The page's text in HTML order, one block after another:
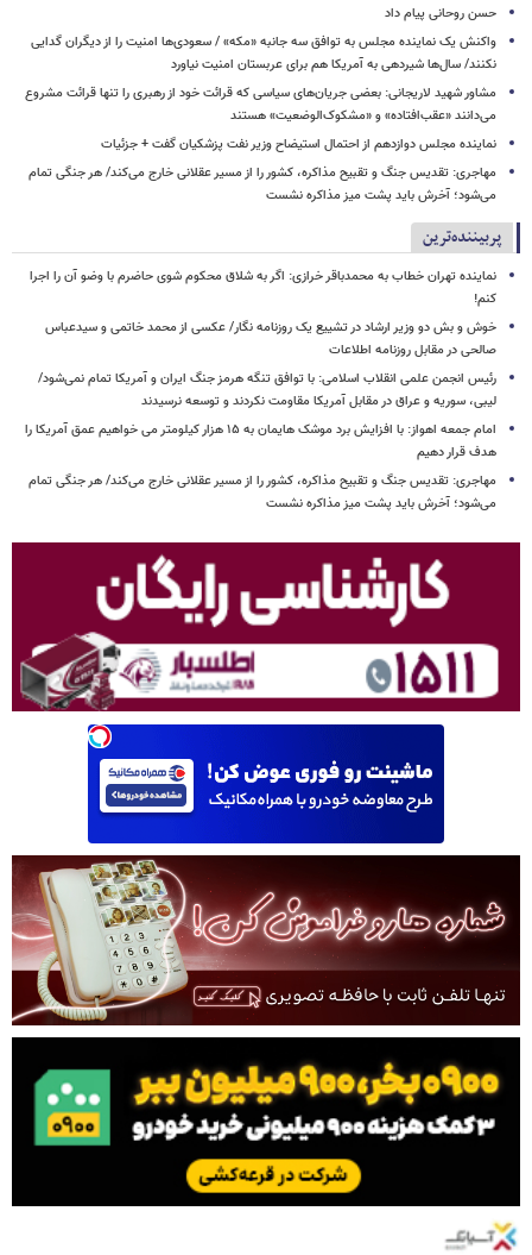
حسن روحانی پیام داد
واکنش یک نماینده مجلس به توافق سه جانبه «مکه» / سعودی‌ها امنیت را از دیگران گدایی
نکنند/ سال‌ها شیردهی به آمریکا هم برای عربستان امنیت نیاورد
مشاور شهید لاریجانی: بعضی جریان‌های سیاسی که قرائت خود از رهبری را تنها قرائت مشروع
می‌دانند «عقب‌افتاده» و «مشکوک‌الوضعیت» هستند
نماینده مجلس دوازدهم از احتمال استیضاح وزیر نفت پزشکیان گفت + جزئیات
مهاجری: تقدیس جنگ و تقبیح مذاکره، کشور را از مسیر عقلانی خارج می‌کند/ هر جنگی تمام
می‌شود؛ آخرش باید پشت میز مذاکره نشست
پربیننده‌ترین
نماینده تهران خطاب به محمدباقر خرازی: اگر به شلاق محکوم شوی حاضرم با وضو آن را اجرا
کنم!
خوش و بش دو وزیر ارشاد در تشییع یک روزنامه نگار/ عکسی از محمد خاتمی و سیدعباس
صالحی در مقابل روزنامه اطلاعات
رئیس انجمن علمی انقلاب اسلامی: با توافق تنگه هرمز جنگ ایران و آمریکا تمام نمی‌شود/
لیبی، سوریه و عراق در مقابل آمریکا مقاومت نکردند و توسعه نرسیدند
امام‌ جمعه اهواز: با افزایش برد موشک هایمان به ۱۵ هزار کیلومتر می خواهیم عمق آمریکا را
هدف قرار دهیم
مهاجری: تقدیس جنگ و تقبیح مذاکره، کشور را از مسیر عقلانی خارج می‌کند/ هر جنگی تمام
می‌شود؛ آخرش باید پشت میز مذاکره نشست